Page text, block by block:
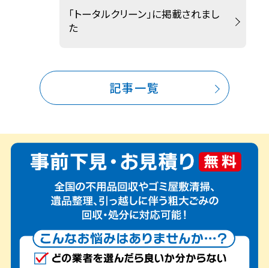
「トータルクリーン」に掲載されまし
た
記事一覧